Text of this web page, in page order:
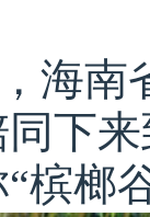
海南
下
槟榔